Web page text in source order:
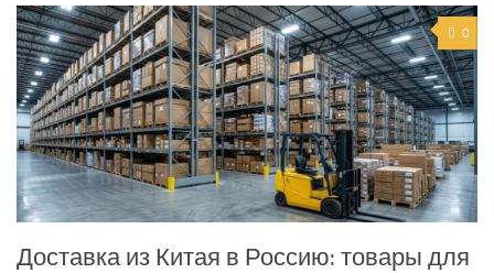
0
Доставка из Китая в Россию: товары для